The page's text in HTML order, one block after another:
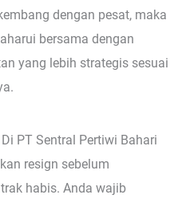
dengan pesat, maka
bersama dengan
yang lebih strategis sesuai
PT Sentral Pertiwi Bahari
resign sebelum
habis. Anda wajib